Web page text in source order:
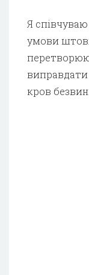
Я
умови
кров